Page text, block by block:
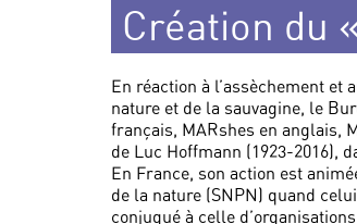
Création du
En réaction à l’assèchement
nature et de la sauvagine, le
français, MARshes en anglais,
de Luc Hoffmann (1923-2016),
En France, son action est
de la nature (SNPN) quand
conjugué à celle